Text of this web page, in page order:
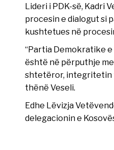
Lideri i PDK-së, Kadri
procesin e dialogut si
kushtetues në
“Partia Demokratike
është në përputhje
shtetëror, integritetin
thënë Veseli.
Edhe Lëvizja
delegacionin e